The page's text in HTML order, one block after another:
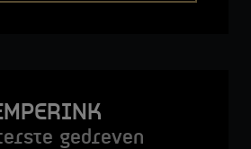
gedreven